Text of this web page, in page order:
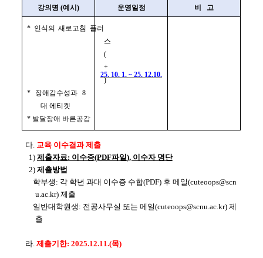
강의명 (예시) 운영일정 비   고
* 인식의 새로고침 플러
스
(
+
)
* 장애감수성과 8
대 에티켓
* 발달장애 바른공감
25. 10. 1. ~ 25. 12.10.
다 교육 이수결과 제출
1) 제출자료: 이수증(PDF파일), 이수자 명단
2) 제출방법
학부생 : 각 학년 과대 이수증 수합(PDF) 후 메 일(cuteoops@scn
u.ac.kr) 제출
일반대학원생 : 전공사무실 또는 메일(cuteoops@scnu.ac.kr) 제
출
라 제출기한: 2025.12.11.(목)